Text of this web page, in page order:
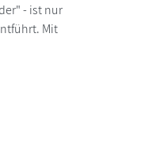
- ist nur
Mit